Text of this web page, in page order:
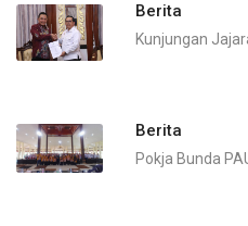
Berita
Kunjungan
Berita
Pokja Bunda